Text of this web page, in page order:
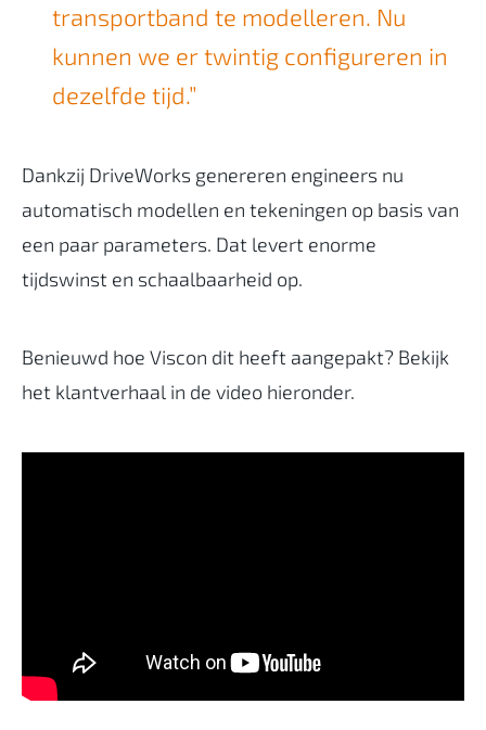
transportband te modelleren. Nu
kunnen we er twintig configureren in
dezelfde tijd.”
Dankzij DriveWorks genereren engineers nu
automatisch modellen en tekeningen op basis van
een paar parameters. Dat levert enorme
tijdswinst en schaalbaarheid op.
Benieuwd hoe Viscon dit heeft aangepakt? Bekijk
het klantverhaal in de video hieronder.